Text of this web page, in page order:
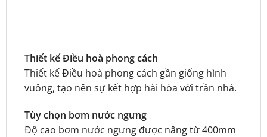
Thiết kế Điều hoà phong cách
Thiết kế Điều hoà phong cách gần giống hình
vuông, tạo nên sự kết hợp hài hòa với trần nhà.
Tùy chọn bơm nước ngưng
Độ cao bơm nước ngưng được nâng từ 400mm